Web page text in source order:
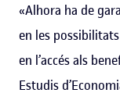
«Alhora ha de
en les
en l’accés als
Estudis